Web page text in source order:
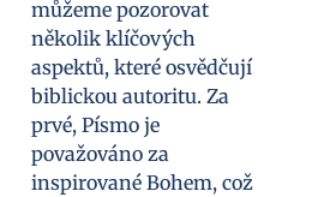
můžeme pozorovat
několik klíčových
aspektů, které osvědčují
biblickou autoritu. Za
prvé, Písmo je
považováno za
inspirované Bohem, což